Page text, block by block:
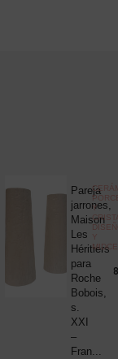
Pareja
jarrones,
Maison
Les
Héritiers
para
Roche
Bobois,
s.
XXI
–
Fran...
Y
Y